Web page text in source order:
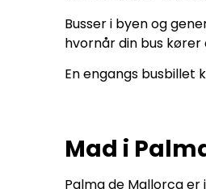
Busser i byen og
hvornår din bus kører
En engangs busbillet
Mad i
Palma de Mallorca er